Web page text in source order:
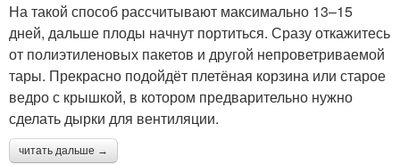
На такой способ рассчитывают максимально 13–15
дней, дальше плоды начнут портиться. Сразу откажитесь
от полиэтиленовых пакетов и другой непроветриваемой
тары. Прекрасно подойдёт плетёная корзина или старое
ведро с крышкой, в котором предварительно нужно
сделать дырки для вентиляции.
читать дальше →